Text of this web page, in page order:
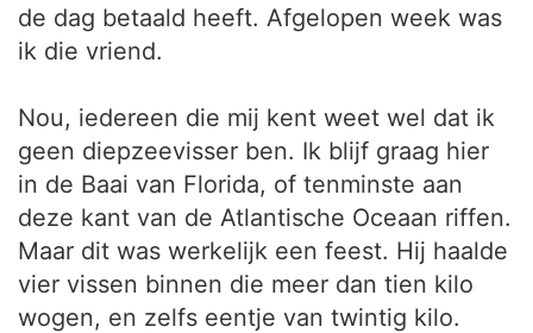
de dag betaald heeft. Afgelopen week was
ik die vriend.
Nou, iedereen die mij kent weet wel dat ik
geen diepzeevisser ben. Ik blijf graag hier
in de Baai van Florida, of tenminste aan
deze kant van de Atlantische Oceaan riffen.
Maar dit was werkelijk een feest. Hij haalde
vier vissen binnen die meer dan tien kilo
wogen, en zelfs eentje van twintig kilo.